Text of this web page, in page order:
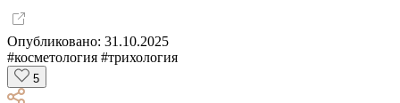
Опубликовано: 31.10.2025
#косметология #трихология
5